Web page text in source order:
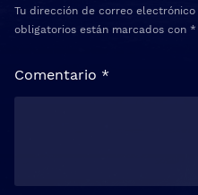
Tu dirección de correo
obligatorios están marcados con *
Comentario *